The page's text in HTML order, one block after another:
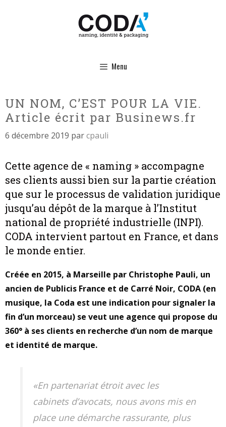
Menu
UN NOM, C’EST POUR LA VIE.
Article écrit par Businews.fr
6 décembre 2019 parcpauli
Cette agence de « naming » accompagne
ses clients aussi bien sur la partie création
que sur le processus de validation juridique
jusqu’au dépôt de la marque à l’Institut
national de propriété industrielle (INPI).
CODA intervient partout en France, et dans
le monde entier.
Créée en 2015, à Marseille par Christophe Pauli, un
ancien de Publicis France et de Carré Noir, CODA (en
musique, la Coda est une indication pour signaler la
fin d’un morceau) se veut une agence qui propose du
360° à ses clients en recherche d’un nom de marque
et identité de marque.
«En partenariat étroit avec les
cabinets d’avocats, nous avons mis en
place une démarche rassurante, plus